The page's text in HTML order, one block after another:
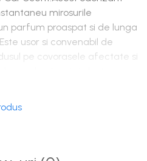
mirosurile
parfum proaspat si de lunga
usor si convenabil de
pe covorasele afectate si
a mirosurilor
disponibil si in varianta cu
le cu un miros placut de